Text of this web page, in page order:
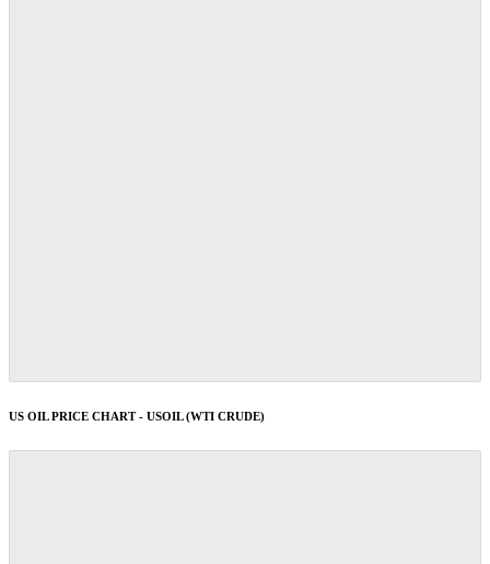
US OIL PRICE CHART - USOIL (WTI CRUDE)